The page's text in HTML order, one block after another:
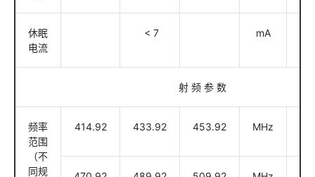
休眠
电流
< 7 mA
射 频 参 数
频率
范围
（不
同规
414.92 433.92 453.92 MHz